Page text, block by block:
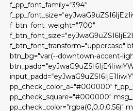
f_pp_font_family="394"
f_btn_font_weight="700"
f_btn_font_transform="uppercase"
btn_bg="var(--downtown-accent-
pp_check_color_a="#000000"
pp_check_square="#000000"
pp_check_color="rgba(0,0,0,0.56)"